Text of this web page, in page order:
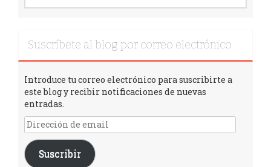
Suscríbete al blog por correo electrónico
Introduce tu correo electrónico para suscribirte a
este blog y recibir notificaciones de nuevas
entradas.
Suscribir